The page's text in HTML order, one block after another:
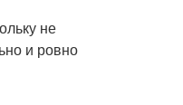
не
и ровно